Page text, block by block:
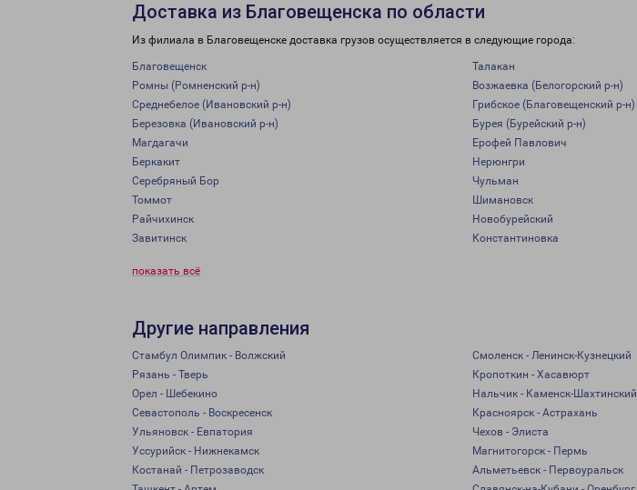
Доставка из Благовещенска по области
Из филиала в Благовещенске доставка грузов осуществляется в следующие города:
Благовещенск Талакан
Ромны (Ромненский р-н)
Возжаевка (Белогорский р-н)
Среднебелое (Ивановский р-н)
Грибское (Благовещенский р-н)
Березовка (Ивановский р-н)
Бурея (Бурейский р-н)
Магдагачи
Ерофей Павлович
Беркакит
Нерюнгри
Серебряный Бор
Чульман
Томмот
Шимановск
Райчихинск
Новобурейский
Завитинск
Константиновка
показать всё
Другие направления
Стамбул Олимпик - Волжский Смоленск - Ленинск-Кузнецкий
Рязань - Тверь
Кропоткин - Хасавюрт
Орел - Шебекино
Нальчик - Каменск-Шахтинский
Севастополь - Воскресенск
Красноярск - Астрахань
Ульяновск - Евпатория
Чехов - Элиста
Уссурийск - Нижнекамск
Магнитогорск - Пермь
Костанай - Петрозаводск
Альметьевск - Первоуральск